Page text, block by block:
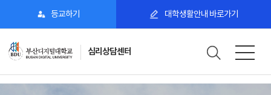
등교하기 대학생활안내 바로가기
심리상담센터